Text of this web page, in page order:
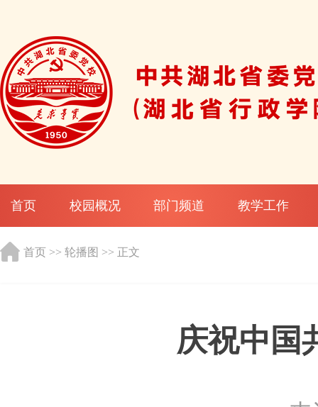
首页 校园概况 部门频道 教学工作
首页 >> 轮播图 >> 正文
庆祝中国